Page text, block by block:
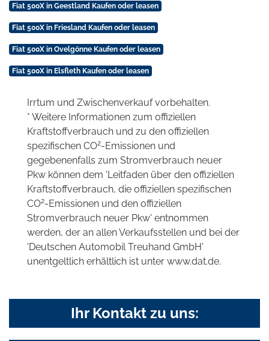
Fiat 500X in Geestland Kaufen oder leasen
Fiat 500X in Friesland Kaufen oder leasen
Fiat 500X in Ovelgönne Kaufen oder leasen
Fiat 500X in Elsfleth Kaufen oder leasen
Irrtum und Zwischenverkauf vorbehalten.
* Weitere Informationen zum offiziellen
Kraftstoffverbrauch und zu den offiziellen
spezifischen CO2-Emissionen und
gegebenenfalls zum Stromverbrauch neuer
Pkw können dem 'Leitfaden über den offiziellen
Kraftstoffverbrauch, die offiziellen spezifischen
CO2-Emissionen und den offiziellen
Stromverbrauch neuer Pkw' entnommen
werden, der an allen Verkaufsstellen und bei der
'Deutschen Automobil Treuhand GmbH'
unentgeltlich erhältlich ist unter www.dat.de.
Ihr Kontakt zu uns: